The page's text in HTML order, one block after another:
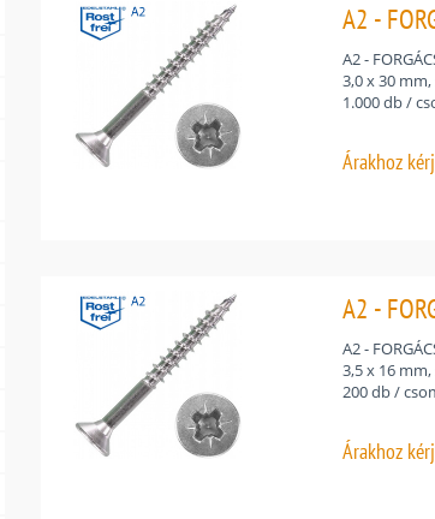
A2 -
A2 -
3,0 x 30
1.000 db /
Árakhoz
A2 -
A2 -
3,5 x 16
200 db /
Árakhoz